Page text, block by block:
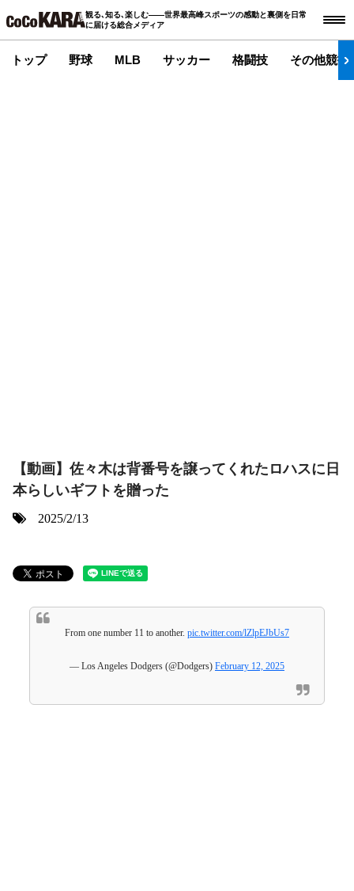
観る､知る､楽しむ――世界最高峰スポーツの感動と裏側を日常
に届ける総合メディア
トップ 野球 MLB サッカー 格闘技 その他競技
【動画】佐々木は背番号を譲ってくれたロハスに日
本らしいギフトを贈った
2025/2/13
From one number 11 to another. pic.twitter.com/lZlpEJbUs7
— Los Angeles Dodgers (@Dodgers) February 12, 2025